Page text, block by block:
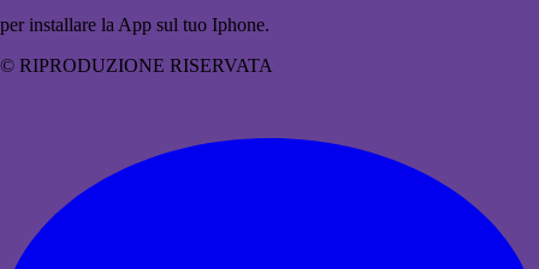
per installare la App sul tuo Iphone.
© RIPRODUZIONE RISERVATA